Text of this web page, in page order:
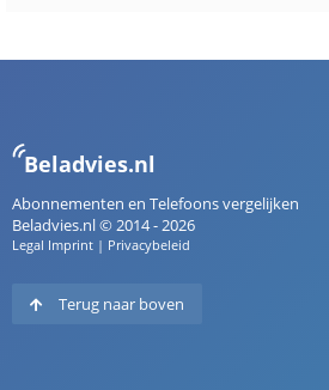
Beladvies.nl
Abonnementen en Telefoons vergelijken
Beladvies.nl © 2014 - 2026
Legal Imprint | Privacybeleid
Terug naar boven